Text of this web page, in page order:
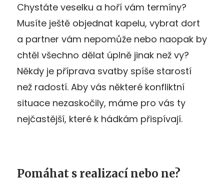
Chystáte veselku a hoří vám termíny?
Musíte ještě objednat kapelu, vybrat dort
a partner vám nepomůže nebo naopak by
chtěl všechno dělat úplně jinak než vy?
Někdy je příprava svatby spíše starostí
než radostí. Aby vás některé konfliktní
situace nezaskočily, máme pro vás ty
nejčastější, které k hádkám přispívají.
Pomáhat s realizací nebo ne?